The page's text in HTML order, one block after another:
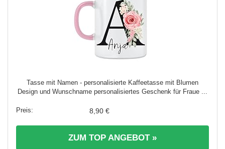
Tasse mit Namen - personalisierte Kaffeetasse mit Blumen
Design und Wunschname personalisiertes Geschenk für Fraue ...
8,90 €
ZUM TOP ANGEBOT »